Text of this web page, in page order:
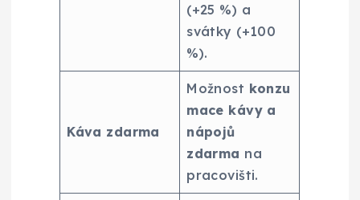
(+25 %) a
svátky (+100
%).
Káva zdarma
Možnost konzu
mace kávy a
nápojů
zdarma na
pracovišti.